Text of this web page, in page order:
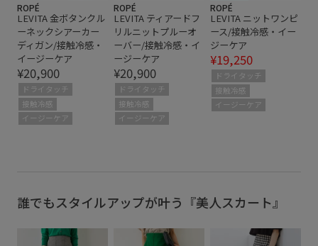
ROPÉ
LEVITA 金ボタンクル
ーネックシアーカー
ディガン/接触冷感・
イージーケア
¥20,900
ドライタッチ
接触冷感
イージーケア
ROPÉ
LEVITA ティアードフ
リルニットプルーオ
ーバー/接触冷感・イ
ージーケア
¥20,900
ドライタッチ
接触冷感
イージーケア
ROPÉ
LEVITA ニットワンピ
ース/接触冷感・イー
ジーケア
¥19,250
ドライタッチ
接触冷感
イージーケア
誰でもスタイルアップが叶う『美人スカート』